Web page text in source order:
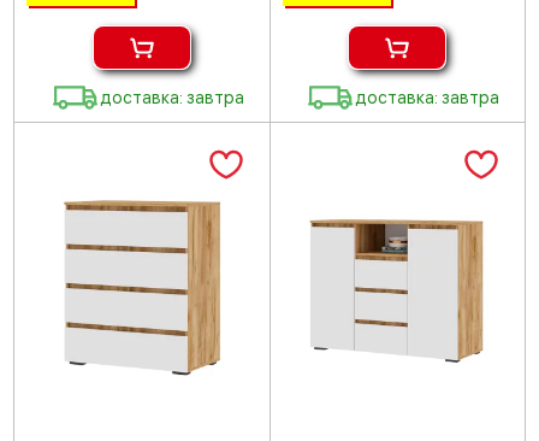
доставка: завтра доставка: завтра